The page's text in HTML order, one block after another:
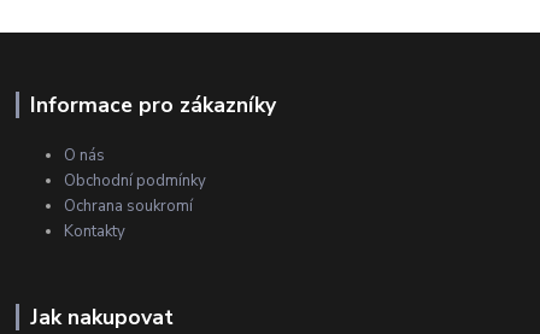
Informace pro zákazníky
O nás
Obchodní podmínky
Ochrana soukromí
Kontakty
Jak nakupovat